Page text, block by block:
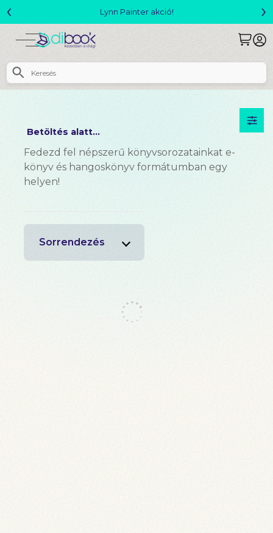
Megjelent! L. J. Shen: Legvadabb álmaimban szeretlek
‹ ›
Betöltés alatt...
Fedezd fel népszerű könyvsorozatainkat e-
könyv és hangoskönyv formátumban egy
helyen!
Sorrendezés